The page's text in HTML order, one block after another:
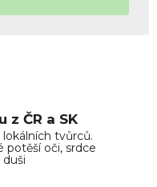
z ČR a SK
tvůrců.
potěší oči, srdce
duši